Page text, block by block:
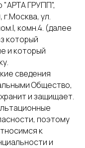
"АРТА ГРУПП",
ул.
комн.4. (далее
который
и который
сведения
Общество,
и защищает.
поэтому
к
и